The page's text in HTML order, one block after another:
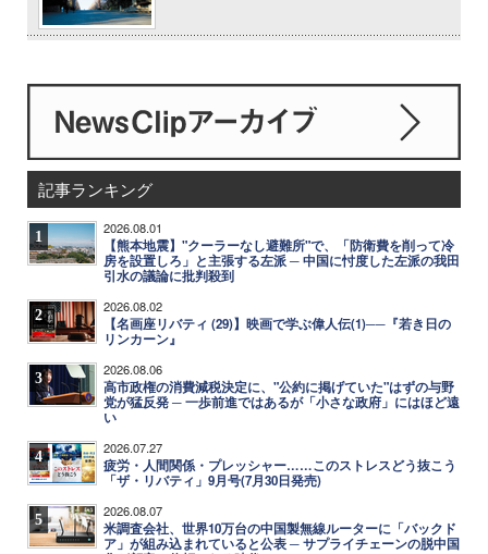
記事ランキング
1 2026.08.01
【熊本地震】"クーラーなし避難所"で、「防衛費を削って冷
房を設置しろ」と主張する左派 ─ 中国に忖度した左派の我田
引水の議論に批判殺到
2 2026.08.02
【名画座リバティ (29)】映画で学ぶ偉人伝(1)──『若き日の
リンカーン』
3 2026.08.06
高市政権の消費減税決定に、"公約に掲げていた"はずの与野
党が猛反発 ─ 一歩前進ではあるが「小さな政府」にはほど遠
い
4 2026.07.27
疲労・人間関係・プレッシャー……このストレスどう抜こう
「ザ・リバティ」9月号(7月30日発売)
5 2026.08.07
米調査会社、世界10万台の中国製無線ルーターに「バックド
ア」が組み込まれていると公表 ─ サプライチェーンの脱中国